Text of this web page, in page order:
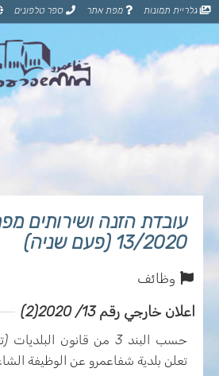
דלג
לתוכן
גלריית תמונות מפת אתר ספר טלפונים
עובדת הזנה ושירותים
13/2020 (פעם שניה)
وظائف
اعلان خارجي رقم 13/ 2020(2)
تعلن بلدية شفاعمرو عن الوظيفة